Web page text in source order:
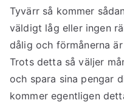
Tyvärr så kommer
väldigt låg eller ingen
dålig och förmånerna
Trots detta så väljer
och spara sina pengar
kommer egentligen